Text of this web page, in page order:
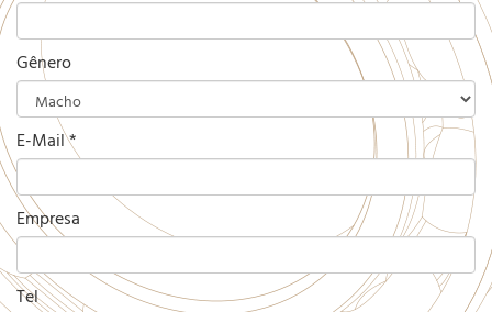
Gênero
E-Mail*
Empresa
Tel